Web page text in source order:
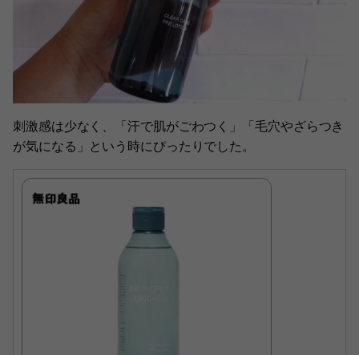
刺激感は少なく、「汗で肌がごわつく」「毛穴やざらつき
が気になる」という時にぴったりでした。